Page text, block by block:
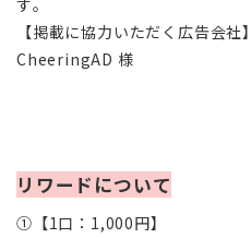
す。
【掲載に協力いただく広告会社】
CheeringAD 様
リワードについて
①【1口：1,000円】